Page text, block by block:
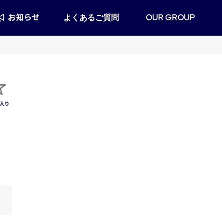
お知らせ よくあるご質問 OUR GROUP